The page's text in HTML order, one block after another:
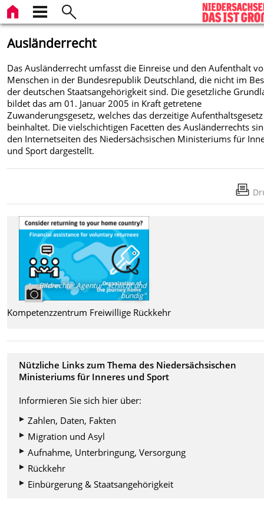
Ausländerrecht
Das Ausländerrecht umfasst die Einreise und den Aufenthalt
Menschen in der Bundesrepublik Deutschland, die nicht im
der deutschen Staatsangehörigkeit sind. Die gesetzliche
bildet das am 01. Januar 2005 in Kraft getretene
Zuwanderungsgesetz, welches das derzeitige Aufenthaltsgesetz
beinhaltet. Die vielschichtigen Facetten des Ausländerrechts
den Internetseiten des Niedersächsischen Ministeriums für
und Sport dargestellt.
Bildrechte:Agentur "schlicht und
bündig"
Kompetenzzentrum Freiwillige Rückkehr
Nützliche Links zum Thema des Niedersächsischen
Ministeriums für Inneres und Sport
Informieren Sie sich hier über:
Zahlen, Daten, Fakten
Migration und Asyl
Aufnahme, Unterbringung, Versorgung
Rückkehr
Einbürgerung & Staatsangehörigkeit